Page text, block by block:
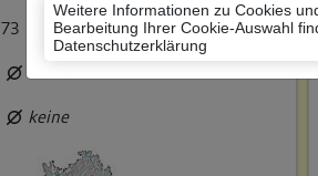
Weitere Informationen zu Cookies
Bearbeitung Ihrer Cookie-Auswahl
Datenschutzerklärung
73
keiner
keine